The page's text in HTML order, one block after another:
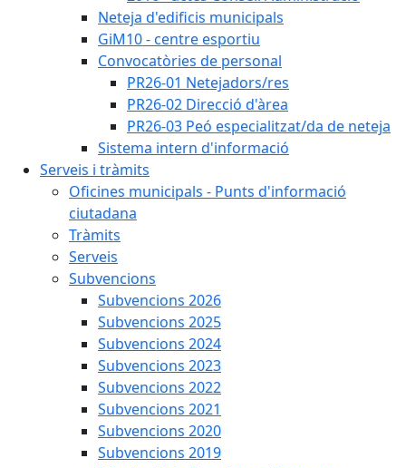
Neteja d'edificis municipals
GiM10 - centre esportiu
Convocatòries de personal
PR26-01 Netejadors/res
PR26-02 Direcció d'àrea
PR26-03 Peó especialitzat/da de neteja
Sistema intern d'informació
Serveis i tràmits
Oficines municipals - Punts d'informació
ciutadana
Tràmits
Serveis
Subvencions
Subvencions 2026
Subvencions 2025
Subvencions 2024
Subvencions 2023
Subvencions 2022
Subvencions 2021
Subvencions 2020
Subvencions 2019